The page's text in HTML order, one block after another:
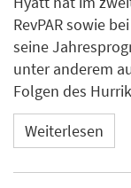
RevPAR sowie
seine
unter anderem
Folgen des
Weiterlesen